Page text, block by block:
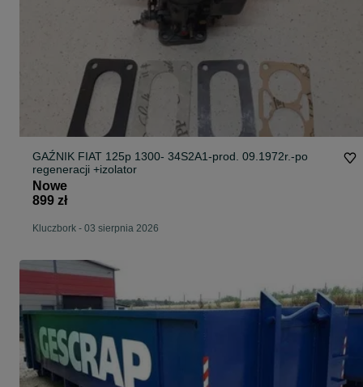
GAŹNIK FIAT 125p 1300- 34S2A1-prod. 09.1972r.-po
regeneracji +izolator
Nowe
899 zł
Kluczbork - 03 sierpnia 2026